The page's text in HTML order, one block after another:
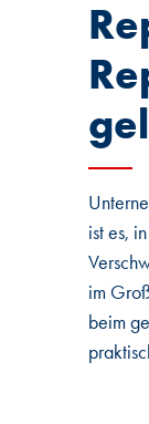
ist es,
im
beim